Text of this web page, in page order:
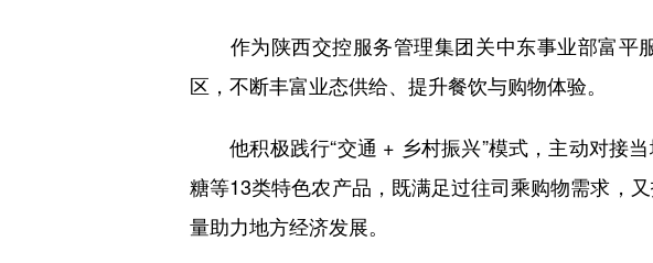
作为陕西交控服务管理集团关中东事业部富平
区，不断丰富业态供给、提升餐饮与购物体验。
他积极践行“交通 + 乡村振兴”模式，主动对接
糖等13类特色农产品，既满足过往司乘购物需求，
量助力地方经济发展。